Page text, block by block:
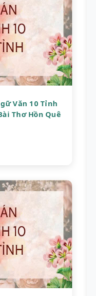
Văn 10 Tỉnh
Thơ Hồn Quê